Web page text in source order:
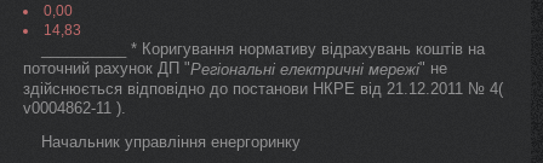
0,00
14,83
__________ * Коригування нормативу відрахувань коштів на
поточний рахунок ДП "Регіональні електричні мережі" не
здійснюється відповідно до постанови НКРЕ від 21.12.2011 № 4(
v0004862-11 ).
Начальник управління енергоринку